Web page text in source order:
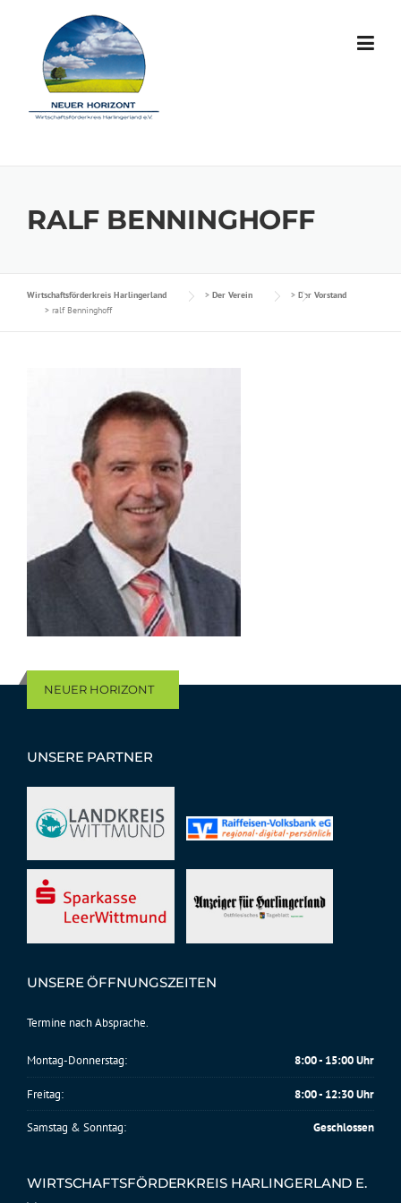
RALF BENNINGHOFF
Wirtschaftsförderkreis Harlingerland > Der Verein > Der Vorstand
> ralf Benninghoff
NEUER HORIZONT
UNSERE PARTNER
UNSERE ÖFFNUNGSZEITEN
Termine nach Absprache.
Montag-Donnerstag: 8:00 - 15:00 Uhr
Freitag: 8:00 - 12:30 Uhr
Samstag & Sonntag: Geschlossen
WIRTSCHAFTSFÖRDERKREIS HARLINGERLAND E.